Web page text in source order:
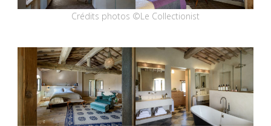
Crédits photos ©Le Collectionist